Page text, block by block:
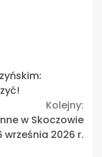
Kolejny:
w Skoczowie
września 2026 r.